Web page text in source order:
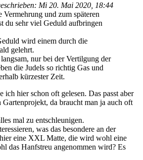
Mi 20. Mai 2020, 18:44
Vermehrung und zum späteren
du sehr viel Geduld aufbringen
wird einem durch die
gelehrt.
nur bei der Vertilgung der
die Judels so richtig Gas und
kürzester Zeit.
ich hier schon oft gelesen. Das passt aber
Gartenprojekt, da braucht man ja auch oft
mal zu entschleunigen.
was das besondere an der
eine XXL Matte, die wird wohl eine
das Hanfstreu angenommen wird? Es